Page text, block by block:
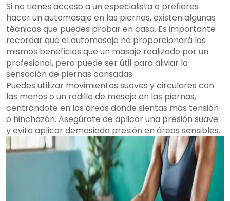
Si no tienes acceso a un especialista o prefieres
hacer un automasaje en las piernas, existen algunas
técnicas que puedes probar en casa. Es importante
recordar que el automasaje no proporcionará los
mismos beneficios que un masaje realizado por un
profesional, pero puede ser útil para aliviar la
sensación de piernas cansadas.
Puedes utilizar movimientos suaves y circulares con
las manos o un rodillo de masaje en las piernas,
centrándote en las áreas donde sientas más tensión
o hinchazón. Asegúrate de aplicar una presión suave
y evita aplicar demasiada presión en áreas sensibles.